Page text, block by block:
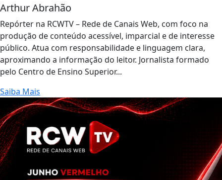
Arthur Abrahão
Repórter na RCWTV – Rede de Canais Web, com foco na
produção de conteúdo acessível, imparcial e de interesse
público. Atua com responsabilidade e linguagem clara,
aproximando a informação do leitor. Jornalista formado
pelo Centro de Ensino Superior...
Saiba Mais